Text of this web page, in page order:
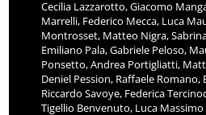
Cecilia Lazzarotto, Giacomo
Marrelli, Federico Mecca, Luca
Montrosset, Matteo Nigra,
Emiliano Pala, Gabriele Peloso,
Ponsetto, Andrea Portigliatti,
Deniel Pession, Raffaele Romano,
Riccardo Savoye, Federica
Tigellio Benvenuto, Luca